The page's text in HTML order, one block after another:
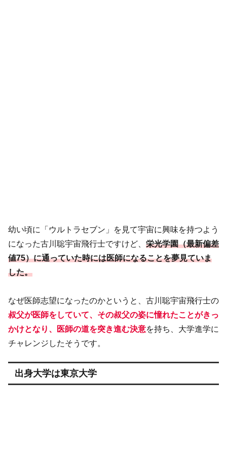
幼い頃に「ウルトラセブン」を見て宇宙に興味を持つよう
になった古川聡宇宙飛行士ですけど、 栄光学園（最新偏差
値75）に通っていた時には医師になることを夢見ていま
した。
なぜ医師志望になったのかというと、古川聡宇宙飛行士の
叔父が医師をしていて、その叔父の姿に憧れたことがきっ
かけとなり、医師の道を突き進む決意を持ち、大学進学に
チャレンジしたそうです。
出身大学は東京大学